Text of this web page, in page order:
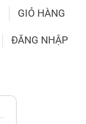
GIỎ HÀNG
ĐĂNG NHẬP